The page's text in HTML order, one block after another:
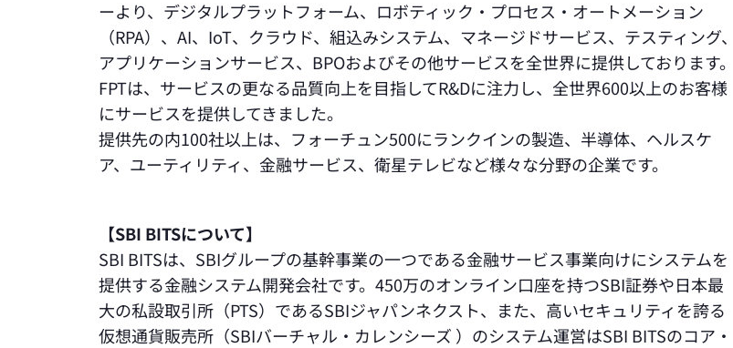
ーより、デジタルプラットフォーム、ロボティック・プロセス・オートメーション
（RPA）、AI、IoT、クラウド、組込みシステム、マネージドサービス、テスティング、
アプリケーションサービス、BPOおよびその他サービスを全世界に提供しております。
FPTは、サービスの更なる品質向上を目指してR&Dに注力し、全世界600以上のお客様
にサービスを提供してきました。
提供先の内100社以上は、フォーチュン500にランクインの製造、半導体、ヘルスケ
ア、ユーティリティ、金融サービス、衛星テレビなど様々な分野の企業です。
【SBI BITSについて】
SBI BITSは、SBIグループの基幹事業の一つである金融サービス事業向けにシステムを
提供する金融システム開発会社です。450万のオンライン口座を持つSBI証券や日本最
大の私設取引所（PTS）であるSBIジャパンネクスト、また、高いセキュリティを誇る
仮想通貨販売所（SBIバーチャル・カレンシーズ ）のシステム運営はSBI BITSのコア・